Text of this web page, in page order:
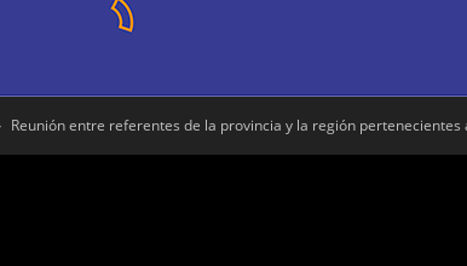
Reunión entre referentes de la provincia y la región pertenecientes